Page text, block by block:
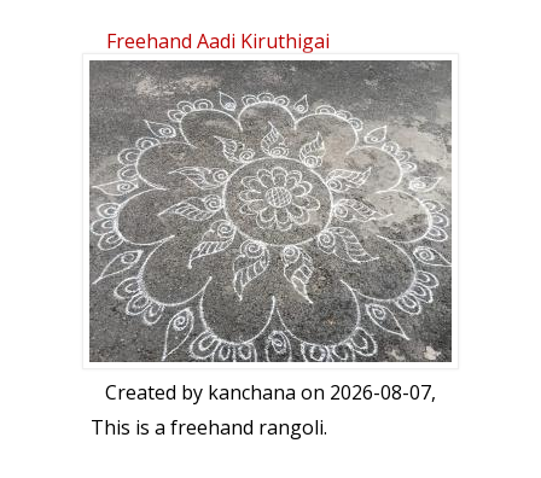
Freehand Aadi Kiruthigai
Created by kanchana on 2026-08-07,
This is a freehand rangoli.